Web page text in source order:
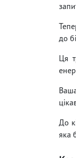
до
Ця
До
яка